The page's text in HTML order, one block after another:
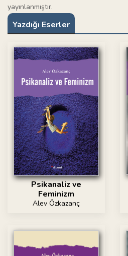
yayınlanmıştır.
Yazdığı Eserler
Psikanaliz ve
Feminizm
Alev Özkazanç